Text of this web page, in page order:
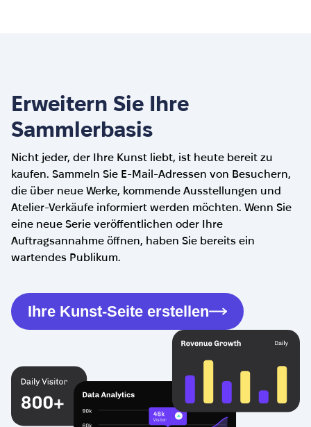
Erweitern Sie Ihre
Sammlerbasis
Nicht jeder, der Ihre Kunst liebt, ist heute bereit zu
kaufen. Sammeln Sie E-Mail-Adressen von Besuchern,
die über neue Werke, kommende Ausstellungen und
Atelier-Verkäufe informiert werden möchten. Wenn Sie
eine neue Serie veröffentlichen oder Ihre
Auftragsannahme öffnen, haben Sie bereits ein
wartendes Publikum.
Ihre Kunst-Seite erstellen